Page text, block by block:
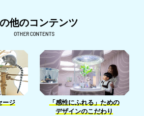
3月［4］
2月［6］
1月［5］
4月［26］
2月［15］
1月［13］
5月［27］
3月［25］
2月［24］
1月［18］
7月［22］
6月［23］
5月［32］
4月［26］
3月［22］
8月［7］
6月［15］
5月［12］
4月［7］
3月［14］
10月［6］
9月［6］
7月［9］
6月［6］
5月［5］
他のコンテンツ
OTHER CONTENTS
ージ
「感性にふれる」ための
デザインのこだわり